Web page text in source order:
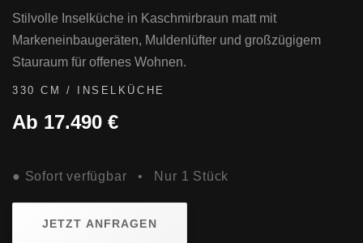
Stilvolle Inselküche in Kaschmirbraun matt mit
Markeneinbaugeräten, Muldenlüfter und großzügigem
Stauraum für offenes Wohnen.
330 CM / INSELKÜCHE
Ab 17.490 €
● Sofort verfügbar • Nur 1 Stück
JETZT ANFRAGEN